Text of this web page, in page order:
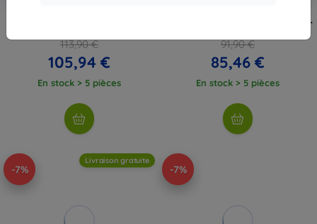
113,90 €
105,94 €
En stock > 5 pièces
Manette GameSir G7 Pro WT TRI-
91,90 €
85,46 €
En stock > 5 pièces
-7%
Livraison gratuite
-7%